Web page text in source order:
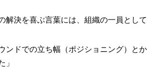
解決を喜ぶ言葉には、組織の一員として
ウンドでの立ち幅（ポジショニング）と
」